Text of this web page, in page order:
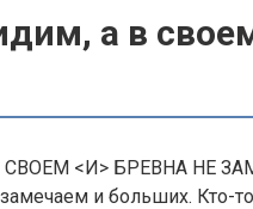
а в
<И> БРЕВНА НЕ
и больших. Кто-